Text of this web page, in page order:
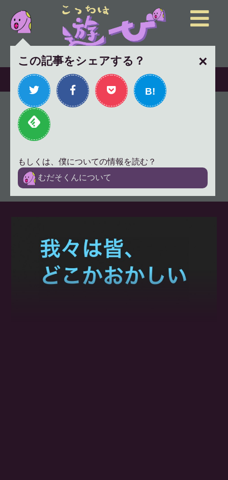
この記事をシェアする？ ×
B!
もしくは、僕についての情報を読む？
むだそくんについて
「我々は皆どこかおかしい」
という慣用句の数理的証明~凡
2017年10月23日